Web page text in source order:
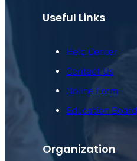
Useful Links
Help Center
Contact Us
Online Form
Education Board
Organization